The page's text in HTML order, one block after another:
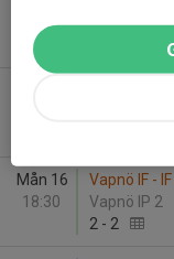
18:30
Halmstad
IF Leikin -
Mån 16
18:30
Vapnö IF -
Vapnö IP 2
2 - 2